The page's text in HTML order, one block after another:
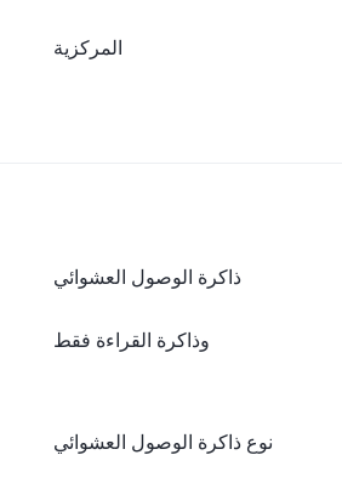
المركزية
ذاكرة الوصول العشوائي
وذاكرة القراءة فقط
نوع ذاكرة الوصول العشوائي